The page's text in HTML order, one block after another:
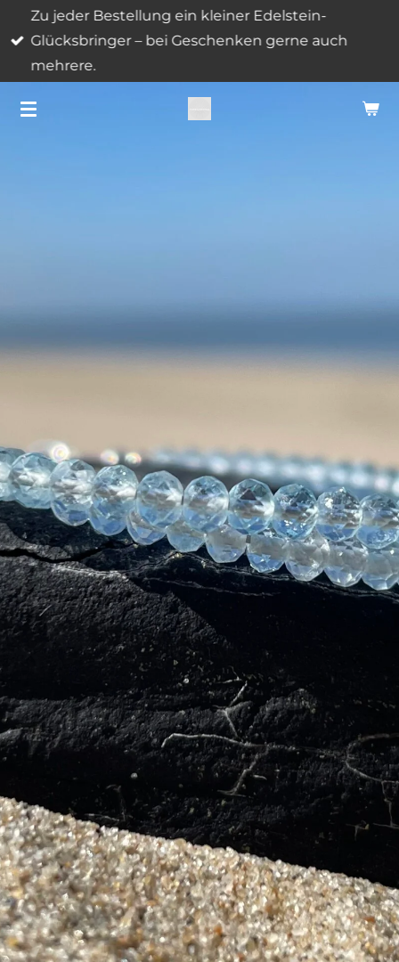
Zum
Hauptinhalt
springen
Zu jeder Bestellung ein kleiner Edelstein-
Glücksbringer – bei Geschenken gerne auch
mehrere.